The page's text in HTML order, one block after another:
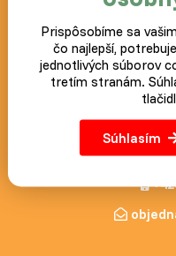
Prispôsobíme sa
čo najlepší,
jednotlivých súborov
tretím stranám.
Súhlasím